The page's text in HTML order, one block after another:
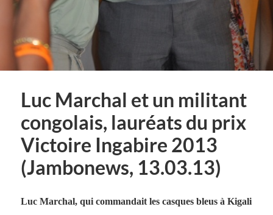
Luc Marchal et un militant
congolais, lauréats du prix
Victoire Ingabire 2013
(Jambonews, 13.03.13)
Luc Marchal, qui commandait les casques bleus à Kigali